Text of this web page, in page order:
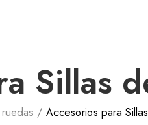
Sillas
Accesorios para